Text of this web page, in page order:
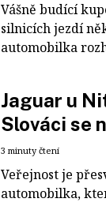
Vášně budící
silnicích jezdí
automobilka
Jaguar u
Slováci se
3 minuty čtení
Veřejnost je
automobilka,